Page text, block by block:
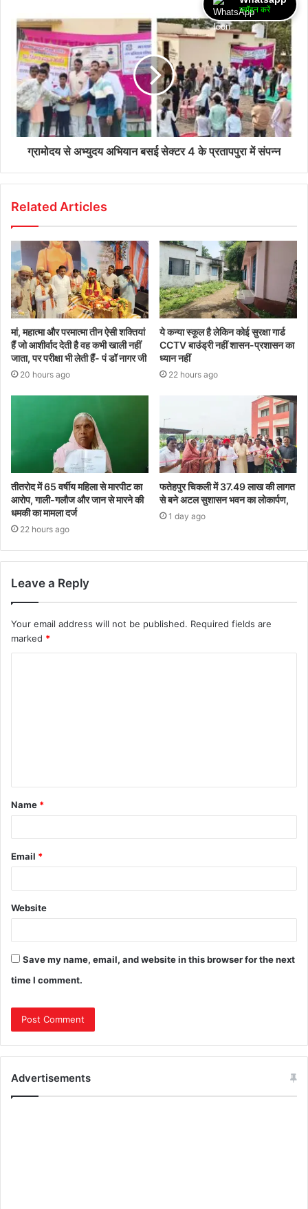
ग्रामोदय से अभ्युदय अभियान बसई सेक्टर 4 के प्रतापपुरा में संपन्न
Related Articles
मां, महात्मा और परमात्मा तीन ऐसी शक्तियां
हैं जो आशीर्वाद देती है वह कभी खाली नहीं
जाता, पर परीक्षा भी लेती हैं- पं डॉ नागर जी
20 hours ago
ये कन्या स्कूल है लेकिन कोई सुरक्षा गार्ड
CCTV बाउंड्री नहीं शासन-प्रशासन का
ध्यान नहीं
22 hours ago
तीतरोद में 65 वर्षीय महिला से मारपीट का
आरोप, गाली-गलौज और जान से मारने की
धमकी का मामला दर्ज
22 hours ago
फतेहपुर चिकली में 37.49 लाख की लागत
से बने अटल सुशासन भवन का लोकार्पण,
1 day ago
Leave a Reply
Your email address will not be published. Required fields are
marked *
Name *
Email *
Website
Save my name, email, and website in this browser for the next
time I comment.
Advertisements
ज्वॉइन करें